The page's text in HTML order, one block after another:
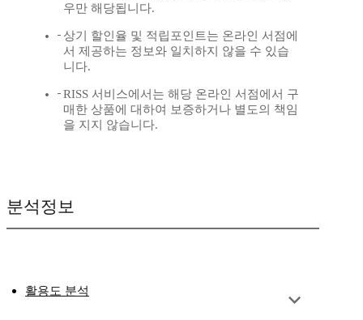
우만 해당됩니다.
상기 할인율 및 적립포인트는 온라인 서점에
서 제공하는 정보와 일치하지 않을 수 있습
니다.
RISS 서비스에서는 해당 온라인 서점에서 구
매한 상품에 대하여 보증하거나 별도의 책임
을 지지 않습니다.
분석정보
활용도 분석